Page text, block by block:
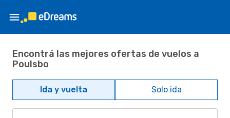
Encontrá las mejores ofertas de vuelos a
Poulsbo
Ida y vuelta Solo ida